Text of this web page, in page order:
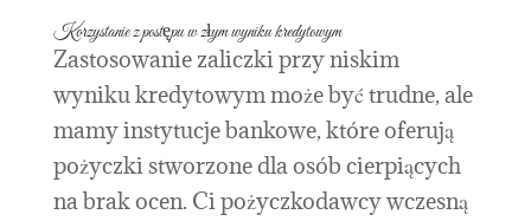
Korzystanie z postępu w złym wyniku kredytowym
Zastosowanie zaliczki przy niskim
wyniku kredytowym może być trudne, ale
mamy instytucje bankowe, które oferują
pożyczki stworzone dla osób cierpiących
na brak ocen. Ci pożyczkodawcy wczesną